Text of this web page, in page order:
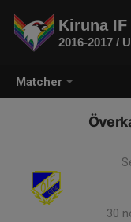
Matcher
Kiruna IF
2016-2017 /
30